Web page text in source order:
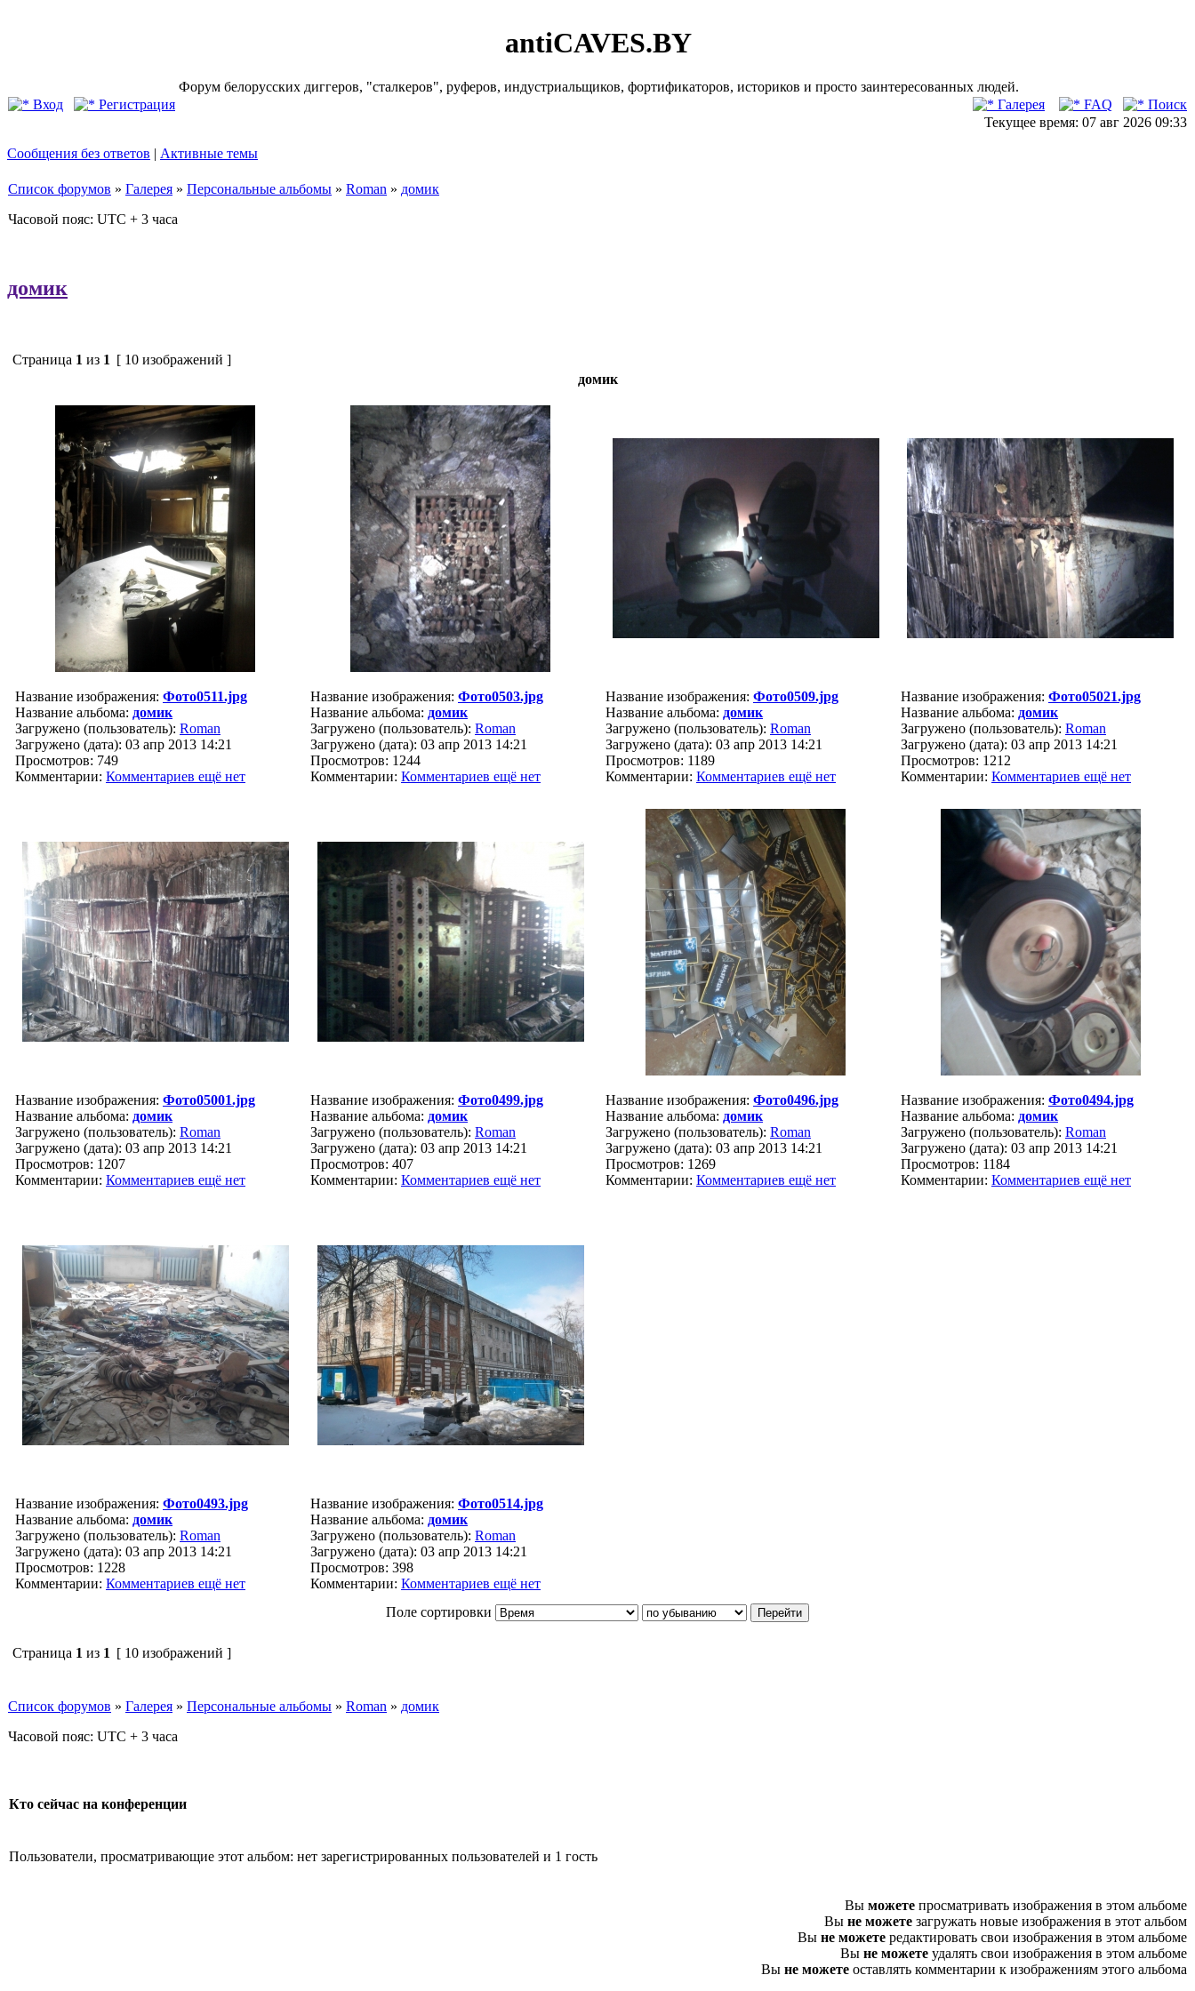
antiCAVES.BY
Форум белорусских диггеров, "сталкеров", руферов, индустриальщиков, фортификаторов, историков и просто заинтересованных людей.
Вход
Регистрация Галерея FAQ
Поиск
Текущее время: 07 авг 2026 09:33
Сообщения без ответов | Активные темы
Список форумов » Галерея » Персональные альбомы » Roman » домик
Часовой пояс: UTC + 3 часа
домик
Страница 1 из 1 [ 10 изображений ]
домик
Название изображения: Фото0511.jpg
Название альбома: домик
Загружено (пользователь): Roman
Загружено (дата): 03 апр 2013 14:21
Просмотров: 749
Комментарии: Комментариев ещё нет
Название изображения: Фото0503.jpg
Название альбома: домик
Загружено (пользователь): Roman
Загружено (дата): 03 апр 2013 14:21
Просмотров: 1244
Комментарии: Комментариев ещё нет
Название изображения: Фото0509.jpg
Название альбома: домик
Загружено (пользователь): Roman
Загружено (дата): 03 апр 2013 14:21
Просмотров: 1189
Комментарии: Комментариев ещё нет
Название изображения: Фото05021.jpg
Название альбома: домик
Загружено (пользователь): Roman
Загружено (дата): 03 апр 2013 14:21
Просмотров: 1212
Комментарии: Комментариев ещё нет
Название изображения: Фото05001.jpg
Название альбома: домик
Загружено (пользователь): Roman
Загружено (дата): 03 апр 2013 14:21
Просмотров: 1207
Комментарии: Комментариев ещё нет
Название изображения: Фото0499.jpg
Название альбома: домик
Загружено (пользователь): Roman
Загружено (дата): 03 апр 2013 14:21
Просмотров: 407
Комментарии: Комментариев ещё нет
Название изображения: Фото0496.jpg
Название альбома: домик
Загружено (пользователь): Roman
Загружено (дата): 03 апр 2013 14:21
Просмотров: 1269
Комментарии: Комментариев ещё нет
Название изображения: Фото0494.jpg
Название альбома: домик
Загружено (пользователь): Roman
Загружено (дата): 03 апр 2013 14:21
Просмотров: 1184
Комментарии: Комментариев ещё нет
Название изображения: Фото0493.jpg
Название альбома: домик
Загружено (пользователь): Roman
Загружено (дата): 03 апр 2013 14:21
Просмотров: 1228
Комментарии: Комментариев ещё нет
Название изображения: Фото0514.jpg
Название альбома: домик
Загружено (пользователь): Roman
Загружено (дата): 03 апр 2013 14:21
Просмотров: 398
Комментарии: Комментариев ещё нет
Поле сортировки
Страница 1 из 1 [ 10 изображений ]
Список форумов » Галерея » Персональные альбомы » Roman » домик
Часовой пояс: UTC + 3 часа
Кто сейчас на конференции
Пользователи, просматривающие этот альбом: нет зарегистрированных пользователей и 1 гость
Вы можете просматривать изображения в этом альбоме
Вы не можете загружать новые изображения в этот альбом
Вы не можете редактировать свои изображения в этом альбоме
Вы не можете удалять свои изображения в этом альбоме
Вы не можете оставлять комментарии к изображениям этого альбома